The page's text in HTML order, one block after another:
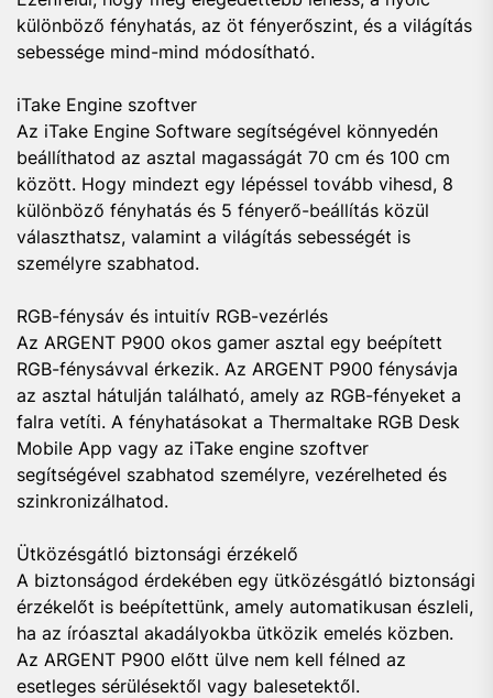
különböző fényhatás, az öt fényerőszint, és a világítás
sebessége mind-mind módosítható.
iTake Engine szoftver
Az iTake Engine Software segítségével könnyedén
beállíthatod az asztal magasságát 70 cm és 100 cm
között. Hogy mindezt egy lépéssel tovább vihesd, 8
különböző fényhatás és 5 fényerő-beállítás közül
választhatsz, valamint a világítás sebességét is
személyre szabhatod.
RGB-fénysáv és intuitív RGB-vezérlés
Az ARGENT P900 okos gamer asztal egy beépített
RGB-fénysávval érkezik. Az ARGENT P900 fénysávja
az asztal hátulján található, amely az RGB-fényeket a
falra vetíti. A fényhatásokat a Thermaltake RGB Desk
Mobile App vagy az iTake engine szoftver
segítségével szabhatod személyre, vezérelheted és
szinkronizálhatod.
Ütközésgátló biztonsági érzékelő
A biztonságod érdekében egy ütközésgátló biztonsági
érzékelőt is beépítettünk, amely automatikusan észleli,
ha az íróasztal akadályokba ütközik emelés közben.
Az ARGENT P900 előtt ülve nem kell félned az
esetleges sérülésektől vagy balesetektől.